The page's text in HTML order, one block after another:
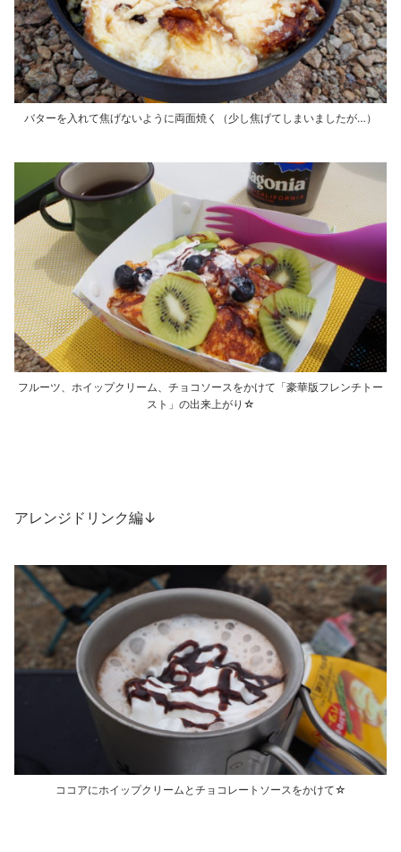
バターを入れて焦げないように両面焼く（少し焦げてしまいましたが…）
フルーツ、ホイップクリーム、チョコソースをかけて「豪華版フレンチトー
スト」の出来上がり☆
アレンジドリンク編↓
ココアにホイップクリームとチョコレートソースをかけて☆